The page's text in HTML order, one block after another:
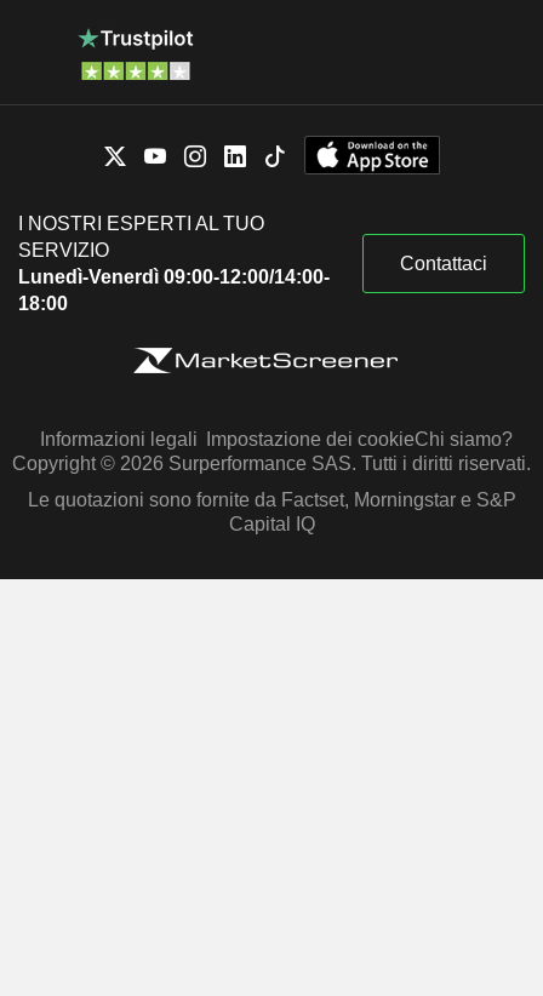
I NOSTRI ESPERTI AL TUO
SERVIZIO
Lunedì-Venerdì 09:00-12:00/14:00-
18:00
Contattaci
Informazioni legali Impostazione dei cookieChi siamo?
Copyright © 2026 Surperformance SAS. Tutti i diritti riservati.
Le quotazioni sono fornite da Factset, Morningstar e S&P
Capital IQ